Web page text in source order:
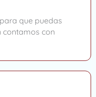
que puedas
contamos con